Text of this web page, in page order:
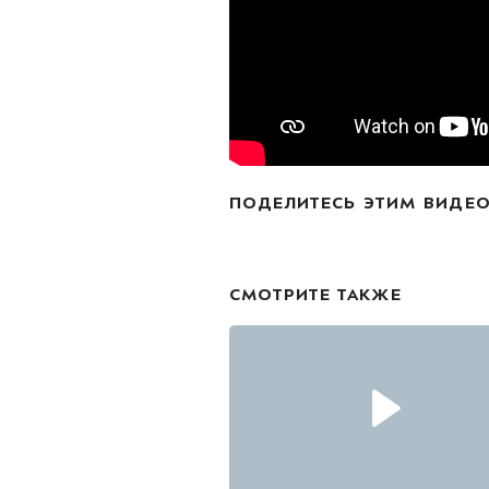
ПОДЕЛИТЕСЬ ЭТИМ
СМОТРИТЕ ТАКЖЕ